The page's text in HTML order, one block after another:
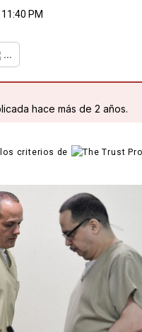
PM
...
hace más de 2 años.
criterios de